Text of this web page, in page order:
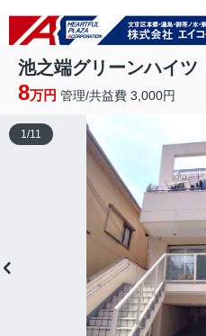
池之端グリーンハイツ
8万円 管理/共益費 3,000円
1/11